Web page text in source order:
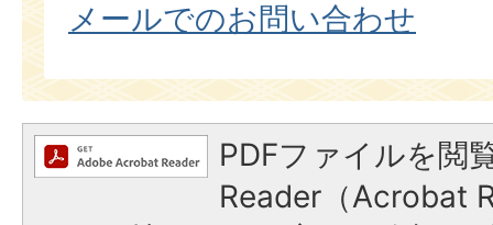
メールでのお問い合わせ
PDFファイルを閲
Reader（Acrobat